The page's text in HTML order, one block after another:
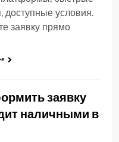
доступные условия.
заявку прямо
заявку
наличными в